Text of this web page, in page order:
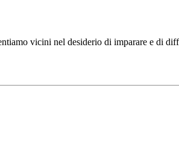
vicini nel desiderio di imparare e di